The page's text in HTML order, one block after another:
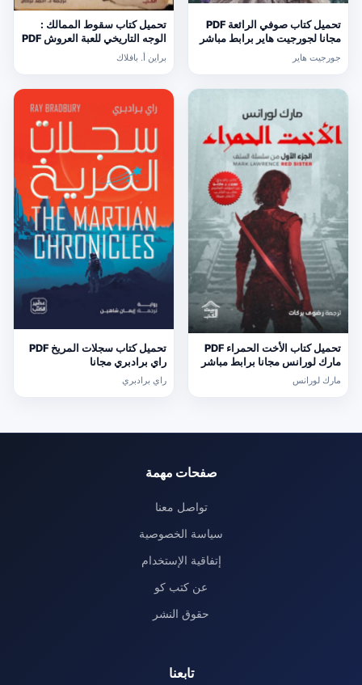
تحميل كتاب صوفي الرائعة PDF
مجانا لجورجيت هاير برابط مباشر
جورجيت هاير
تحميل كتاب سقوط الممالك :
الوجه التاريخي للعبة العروش PDF
مجانا
براين أ. بافلاك
تحميل كتاب الأخت الحمراء PDF
مارك لورانس مجانا برابط مباشر
مارك لورانس
تحميل كتاب سجلات المريخ PDF
راي برادبري مجانا
راي برادبري
صفحات مهمة
تواصل معنا
سياسة الخصوصية
إتفاقية الإستخدام
عن كتب كو
حقوق النشر
تابعنا